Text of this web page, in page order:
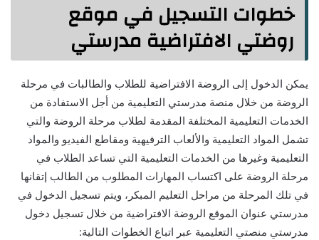
خطوات التسجيل في موقع
روضتي الافتراضية مدرستي
يمكن الدخول إلى الروضة الافتراضية للطلاب والطالبات في مرحلة
الروضة من خلال منصة مدرستي التعليمية من أجل الاستفادة من
الخدمات التعليمية المختلفة المقدمة لطلاب مرحلة الروضة والتي
تشمل المواد التعليمية والألعاب الترفيهية ومقاطع الفيديو والمواد
التعليمية وغيرها من الخدمات التعليمية التي تساعد الطلاب في
مرحلة الروضة على اكتساب المهارات المطلوب من الطالب إتقانها
في تلك المرحلة من مراحل التعليم المبكر، ويتم تسجيل الدخول في
مدرستي عنوان الموقع الروضة الافتراضية من خلال تسجيل دخول
مدرستي منصتي التعليمية عبر اتباع الخطوات التالية: